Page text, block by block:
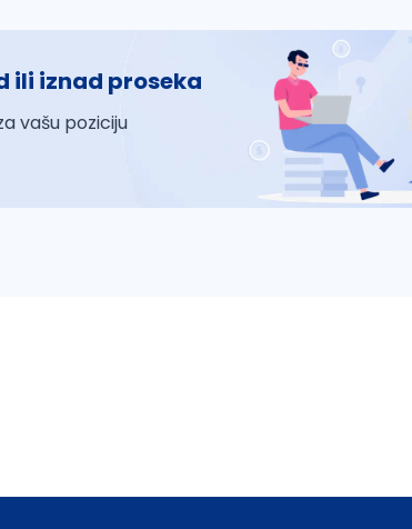
ili iznad proseka
vašu poziciju